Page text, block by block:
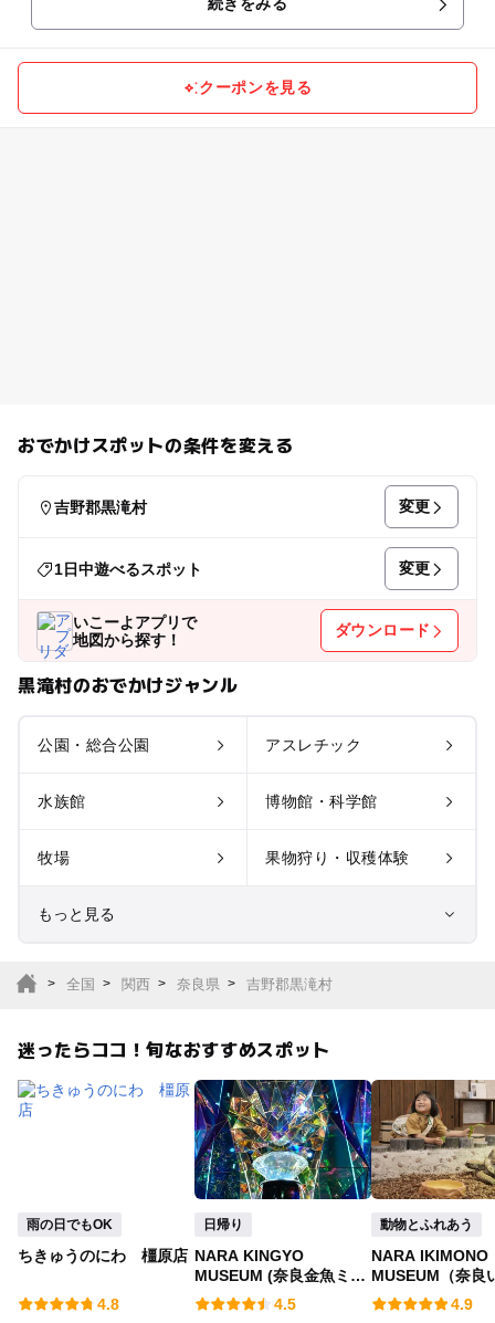
続きをみる
クーポンを見る
おでかけスポットの条件を変える
吉野郡黒滝村 変更
1日中遊べるスポット 変更
いこーよアプリで
地図から探す！
ダウンロード
黒滝村のおでかけジャンル
公園・総合公園 アスレチック
水族館 博物館・科学館
牧場 果物狩り・収穫体験
もっと見る
サファリパーク
植物園・フラワーパー
ク
バーベキュー
釣り
農業体験
全国 関西 奈良県 吉野郡黒滝村
迷ったらココ！旬なおすすめスポット
雨の日でもOK
ちきゅうのにわ 橿原店
4.8
日帰り
NARA KINGYO
MUSEUM (奈良金魚ミュ
ージアム)
4.5
動物とふれあう
NARA IKIMONO
MUSEUM（奈良
ミュージアム）
4.9